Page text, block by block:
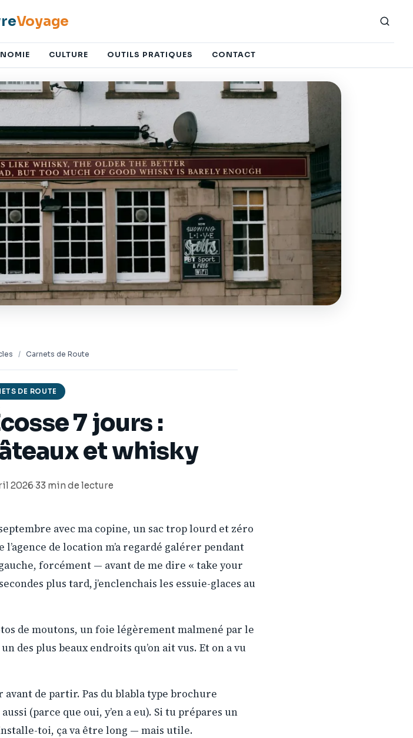
Voyage
CULTURE OUTILS PRATIQUES CONTACT
/ Carnets de Route
DE ROUTE
7 jours :
et whisky
2026·33 min de lecture
avec ma copine, un sac trop lourd et zéro
de location m’a regardé galérer pendant
forcément — avant de me dire « take your
plus tard, j’enclenchais les essuie-glaces au
de moutons, un foie légèrement malmené par le
des plus beaux endroits qu’on ait vus. Et on a vu
avant de partir. Pas du blabla type brochure
(parce que oui, y’en a eu). Si tu prépares un
toi, ça va être long — mais utile.